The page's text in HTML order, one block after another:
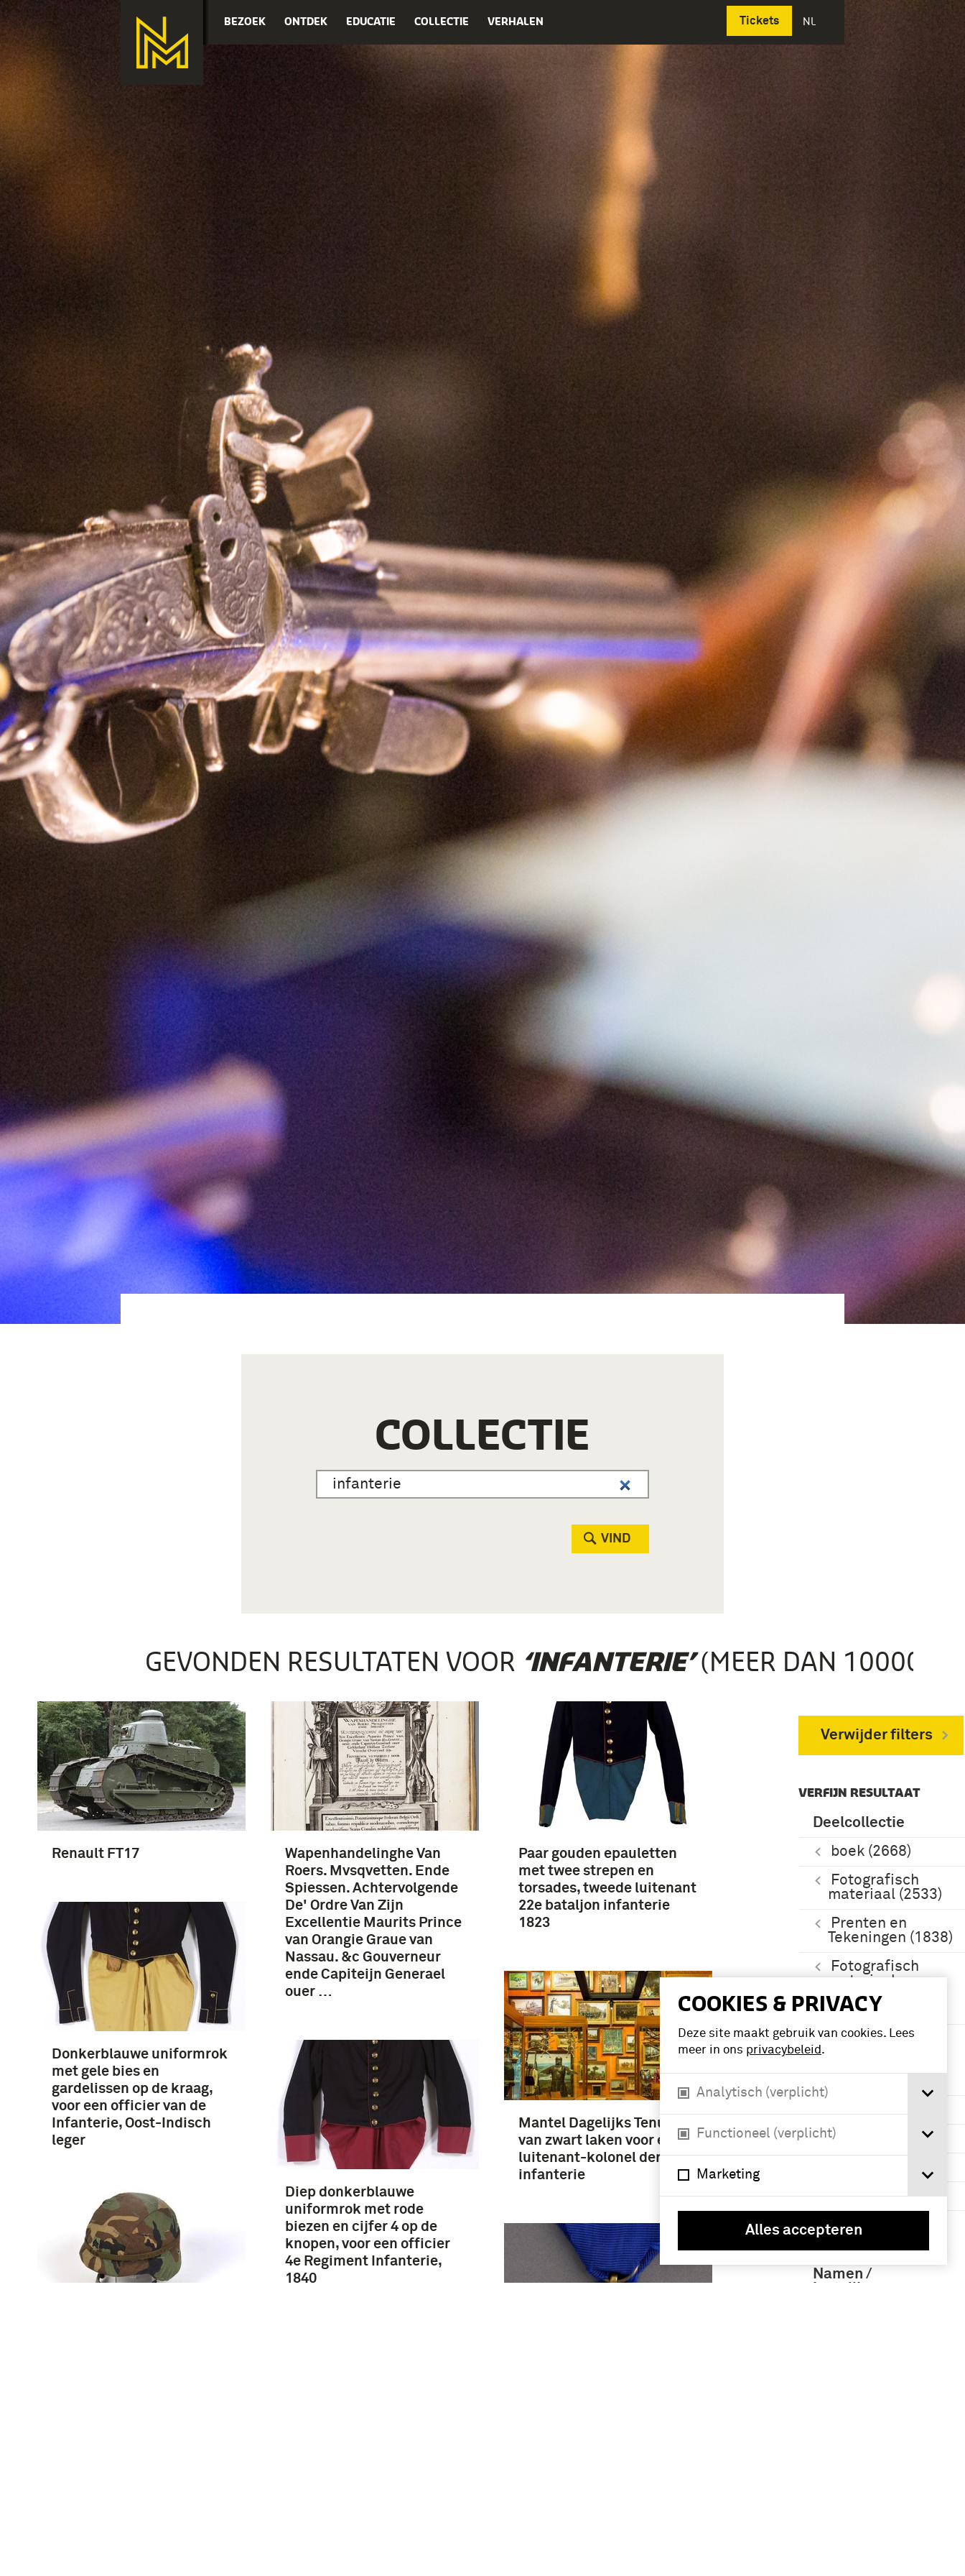
BEZOEK ONTDEK EDUCATIE COLLECTIE VERHALEN Tickets NL
Deutsch
COOKIES & PRIVACY
Deze site maakt gebruik van cookies. Lees
meer in ons privacybeleid.
Analytisch (verplicht)
Functioneel (verplicht)
Marketing
Alles accepteren
COLLECTIE
VIND
GEVONDEN RESULTATEN VOOR ‘INFANTERIE’(MEER DAN 10000)
Verwijder filters
VERFIJN RESULTAAT
Deelcollectie
boek (2668)
Fotografisch
materiaal (2533)
Prenten en
Tekeningen (1838)
Fotografisch
materiaal,
Geheugen van
Nederland (857)
Meer
1851-1900 (159)
1951-2000 (83)
Meer
Namen /
Renault FT17
Donkerblauwe uniformrok
met gele bies en
gardelissen op de kraag,
voor een officier van de
Infanterie, Oost-Indisch
leger
Wapenhandelinghe Van
Roers. Mvsqvetten. Ende
Spiessen. Achtervolgende
De' Ordre Van Zijn
Excellentie Maurits Prince
van Orangie Graue van
Nassau. &c Gouverneur
ende Capiteijn Generael
ouer …
Diep donkerblauwe
uniformrok met rode
biezen en cijfer 4 op de
knopen, voor een officier
4e Regiment Infanterie,
1840
Paar gouden epauletten
met twee strepen en
torsades, tweede luitenant
22e bataljon infanterie
1823
Mantel Dagelijks Tenue
van zwart laken voor een
luitenant-kolonel der
infanterie